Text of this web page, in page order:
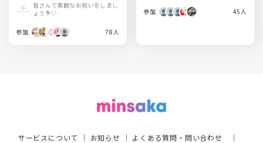
皆さんで素敵なお祝いをしまし
ょう💐🤍
参加 78人
参加 45人
サービスについて ｜ お知らせ ｜ よくある質問・問い合わせ ｜